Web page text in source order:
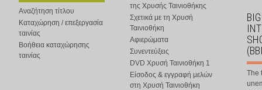
Αναζήτηση τίτλου
Καταχώρηση / επεξεργασία
ταινίας
Βοήθεια καταχώρησης
ταινίας
της Χρυσής Ταινιοθήκης
Σχετικά με τη Χρυσή
Ταινιοθήκη
Αφιερώματα
Συνεντεύξεις
DVD Χρυσή Ταινιοθήκη 1
Είσοδος & εγγραφή μελών
στη Χρυσή Ταινιοθήκη
The